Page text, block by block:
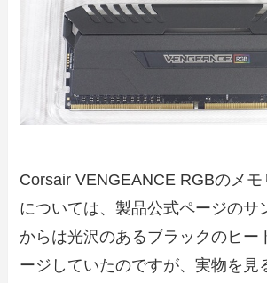
Corsair VENGEANCE RGBのメモ
については、製品公式ページのサ
からは光沢のあるブラックのヒー
ージしていたのですが、実物を見